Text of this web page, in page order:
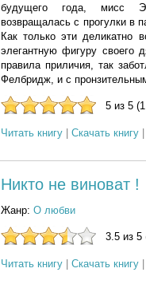
будущего года, мисс
возвращалась с прогулки в
Как только эти деликатно
элегантную фигуру своего
правила приличия, так
Фелбридж, и с
5 из 5
Читать книгу Скачать книгу
Никто не виноват !
Жанр: О любви
3.5 из 5
Читать книгу Скачать книгу